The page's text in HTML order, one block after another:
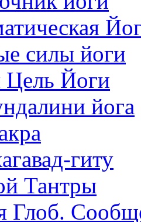
силы йоги
Цель Йоги
йога
гиту
Тантры
Глоб.